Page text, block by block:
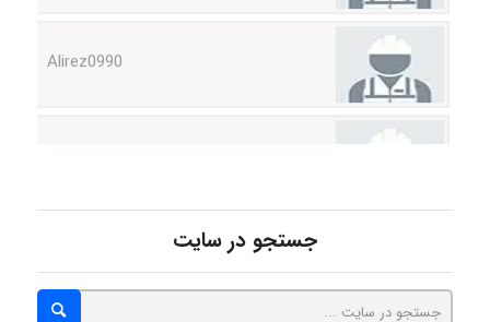
emami
جستجو در سایت